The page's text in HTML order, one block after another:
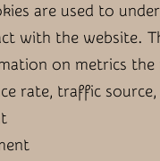
are used to
with the website.
on metrics the
rate, traffic source,